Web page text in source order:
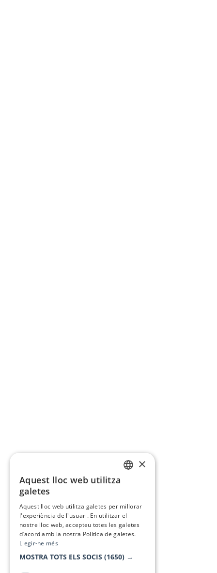
×
Aquest lloc web utilitza
galetes
Aquest lloc web utilitza galetes per millorar
l'experiència de l'usuari. En utilitzar el
nostre lloc web, accepteu totes les galetes
d’acord amb la nostra Política de galetes.
Llegir-ne més
MOSTRA TOTS ELS SOCIS (1650) →